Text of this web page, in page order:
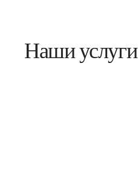
Наши услуги